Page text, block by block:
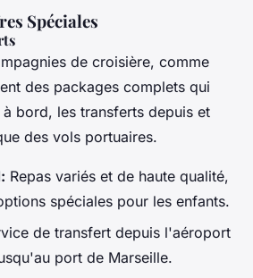
Spéciales
de croisière, comme
des packages complets qui
bord, les transferts depuis et
des vols portuaires.
Repas variés et de haute qualité,
spéciales pour les enfants.
de transfert depuis l'aéroport
port de Marseille.